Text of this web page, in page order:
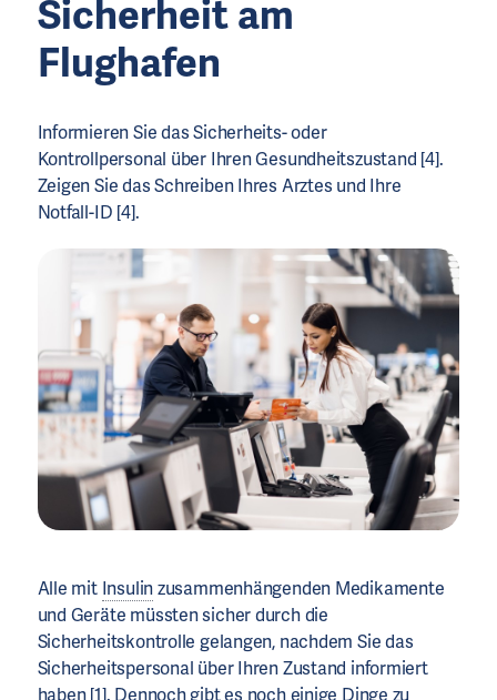
Sicherheit am
Flughafen
Informieren Sie das Sicherheits- oder
Kontrollpersonal über Ihren Gesundheitszustand [4].
Zeigen Sie das Schreiben Ihres Arztes und Ihre
Notfall-ID [4].
Alle mit Insulinzusammenhängenden Medikamente
und Geräte müssten sicher durch die
Sicherheitskontrolle gelangen, nachdem Sie das
Sicherheitspersonal über Ihren Zustand informiert
haben [1]. Dennoch gibt es noch einige Dinge zu